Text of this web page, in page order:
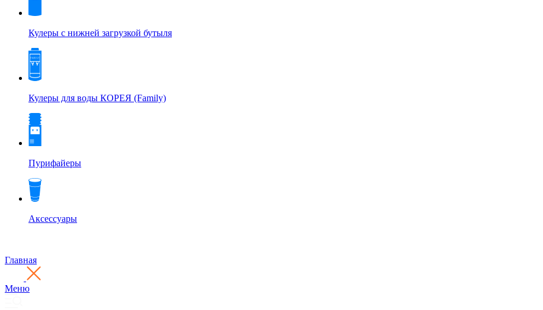
Кулеры с нижней загрузкой бутыля
Кулеры для воды КОРЕЯ (Family)
Пурифайеры
Аксессуары
Главная
Меню